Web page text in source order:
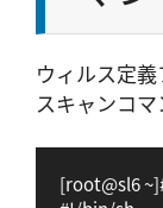
ウィルス定
スキャンコマ
[root@sl6